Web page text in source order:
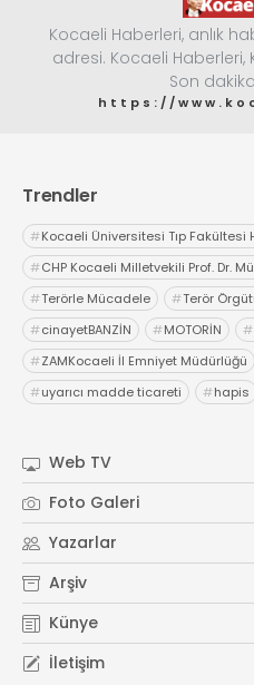
Kocaeli Haberleri, anlık
adresi. Kocaeli Haberleri,
Son
https://
Trendler
#Kocaeli Üniversitesi Tıp Fakültesi
#CHP Kocaeli Milletvekili Prof. Dr.
#Terörle Mücadele #Terör
#cinayetBANZİN #MOTORİN #
#ZAMKocaeli İl Emniyet Müdürlüğü
#uyarıcı madde ticareti #hapis
Web TV
Foto Galeri
Yazarlar
Arşiv
Künye
İletişim